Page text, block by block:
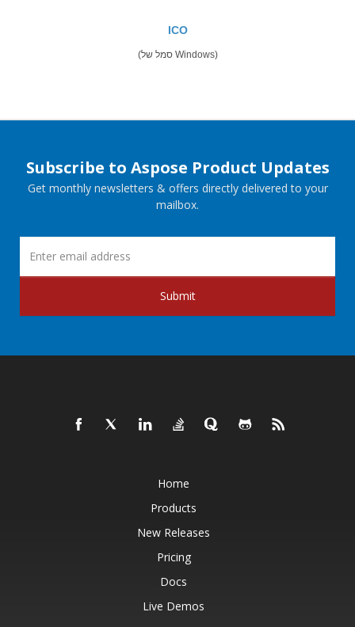
ICO
(סמל של Windows)
Subscribe to Aspose Product Updates
Get monthly newsletters & offers directly delivered to your
mailbox.
Submit
Home
Products
New Releases
Pricing
Docs
Live Demos